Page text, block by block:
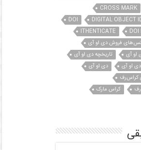
s
A
p
p
l
y
Li
n
k
er
CROSS MARK
DIGITAL OBJECT
DOI
DOI
ITHENTICATE
فروش دی او آی
او آی
تاریخچه دی او آی
او آی
دی او آی
کراس‌رف
کراس مارک